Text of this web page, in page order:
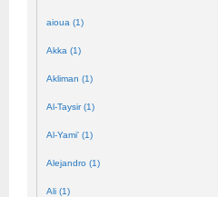
aioua (1)
Akka (1)
Akliman (1)
Al-Taysir (1)
Al-Yami' (1)
Alejandro (1)
Ali (1)